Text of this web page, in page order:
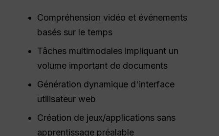
Compréhension vidéo et événements
basés sur le temps
Tâches multimodales impliquant un
volume important de documents
Génération dynamique d'interface
utilisateur web
Création de jeux/applications sans
apprentissage préalable